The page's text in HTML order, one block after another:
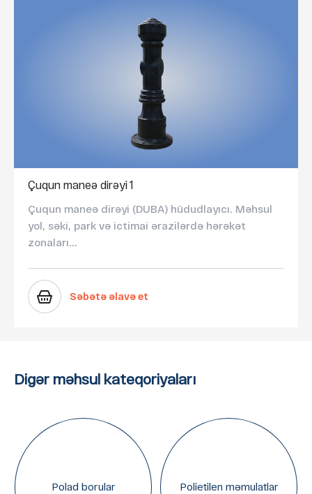
Çuqun maneə dirəyi 1
Çuqun maneə dirəyi (DUBA) hüdudlayıcı. Məhsul
yol, səki, park və ictimai ərazilərdə hərəkət
zonaları...
Səbətə əlavə et
Digər məhsul kateqoriyaları
Polad borular Polietilen məmulatlar